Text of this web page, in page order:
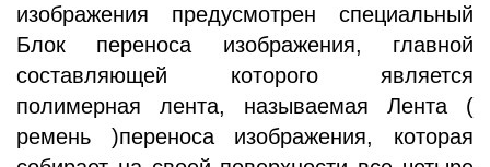
изображения предусмотрен специальный
Блок переноса изображения, главной
составляющей которого является
полимерная лента, называемая Лента (
ремень )переноса изображения, которая